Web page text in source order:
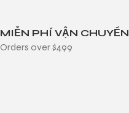
MIỄN PHÍ VẬN CHUYỂN
Orders over $499